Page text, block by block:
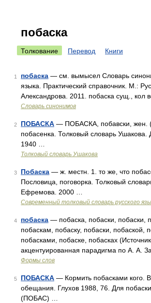
побаска
Толкование Перевод Книги
1 побаска — см. вымысел Словарь
языка. Практический справочник. М.:
Александрова. 2011. побаска сущ., кол
Словарь синонимов
2 ПОБАСКА — ПОБАСКА, побавски, жен.
побасенка. Толковый словарь
1940 …
Толковый словарь Ушакова
3 Побаска — ж. местн. 1. то же, что
Пословица, поговорка. Толковый
Ефремова. 2000 …
Современный толковый словарь русского
4 побаска — побаска, побаски, побаски,
побаскам, побаску, побаски, побаской,
побасками, побаске, побасках
акцентуированная парадигма по А. А.
Формы слов
5 ПОБАСКА — Кормить побасками кого.
обещания. Глухов 1988, 76. Для
(ПОБАС) …